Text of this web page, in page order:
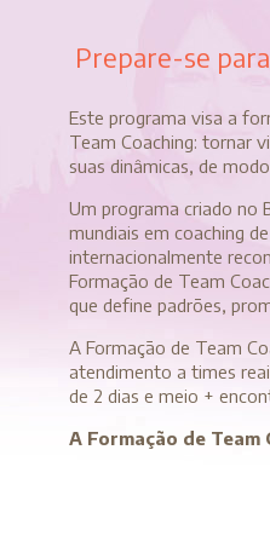
Prepare-se
Este programa visa a
Team Coaching: tornar
suas dinâmicas, de
Um programa criado no
mundiais em coaching
internacionalmente
Formação de Team
que define padrões,
A Formação de Team
atendimento a times
de 2 dias e meio +
A Formação de